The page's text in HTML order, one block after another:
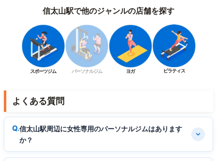
信太山駅で他のジャンルの店舗を探す
スポーツジム パーソナルジム ヨガ ピラティス
よくある質問
信太山駅周辺に女性専用のパーソナルジムはあります
か？